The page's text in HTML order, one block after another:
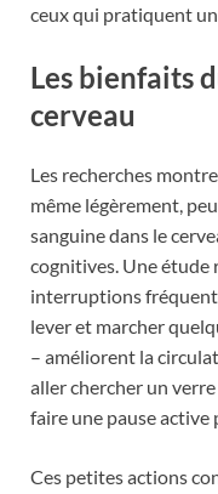
ceux qui pratiquent
Les bienfaits
cerveau
Les recherches
même légèrement,
sanguine dans le
cognitives. Une étude
interruptions
lever et marcher
– améliorent la
aller chercher un
faire une pause
Ces petites actions